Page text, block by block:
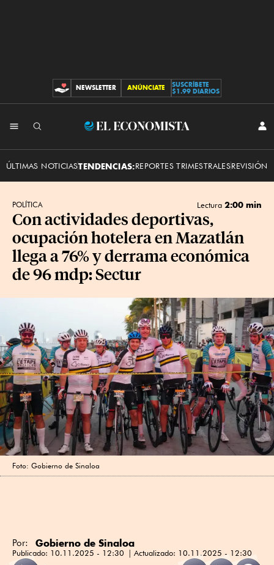
CONTRIBUCIONES
NEWSLETTER ANÚNCIATE
SUSCRÍBETE
$1.99 DIARIOS
El
ÚLTIMAS NOTICIASTENDENCIAS:REPORTES TRIMESTRALESREVISIÓN
POLÍTICA Lectura 2:00 min
Con actividades deportivas,
ocupación hotelera en Mazatlán
llega a 76% y derrama económica
de 96 mdp: Sectur
Foto: Gobierno de Sinaloa
Por: Gobierno de Sinaloa
Publicado: 10.11.2025 - 12:30 Actualizado: 10.11.2025 - 12:30